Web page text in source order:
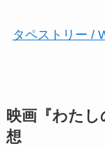
タペストリー /
映画『わた
想